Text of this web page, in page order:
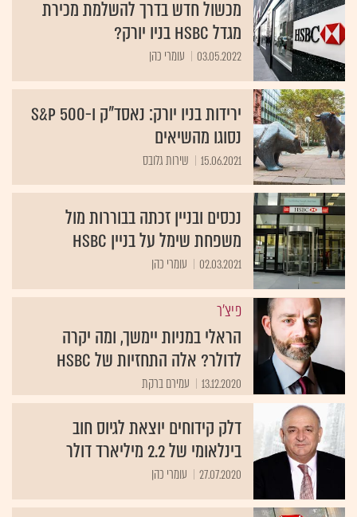
מכשול חדש בדרך להשלמת מכירת
מגדל HSBC בניו יורק?
03.05.2022 עומרי כהן
ירידות בניו יורק: נאסד"ק ו-S&P 500
נסוגו מהשיאים
15.06.2021 שירות גלובס
נכסים ובניין זכתה בבוררות מול
משפחת שימל על בניין HSBC
02.03.2021 עומרי כהן
פיצ'ר
הראלי במניות יימשך, ומה יקרה
לדולר? אלה התחזיות של HSBC
13.12.2020 עמירם ברקת
דלק קידוחים יוצאת לגיוס חוב
בינלאומי של 2.2 מיליארד דולר
27.07.2020 עומרי כהן